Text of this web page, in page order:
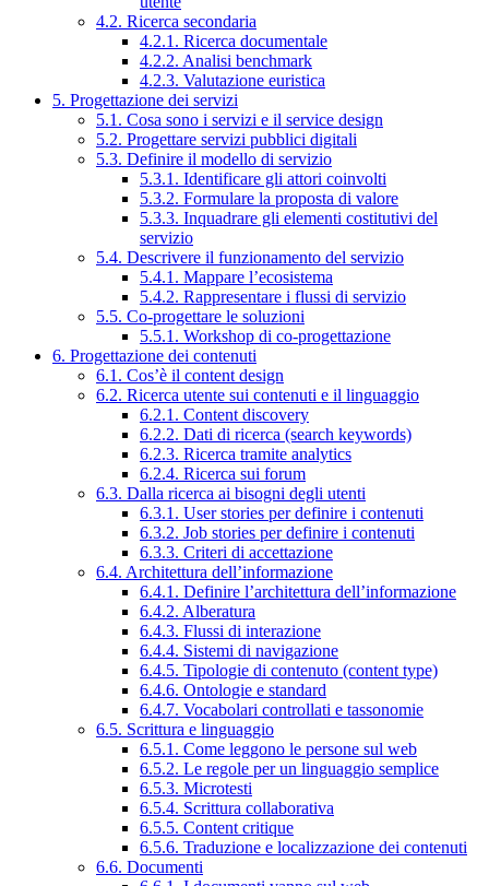
4.2. Ricerca secondaria
4.2.1. Ricerca documentale
4.2.2. Analisi benchmark
4.2.3. Valutazione euristica
5. Progettazione dei servizi
5.1. Cosa sono i servizi e il service design
5.2. Progettare servizi pubblici digitali
5.3. Definire il modello di servizio
5.3.1. Identificare gli attori coinvolti
5.3.2. Formulare la proposta di valore
5.3.3. Inquadrare gli elementi costitutivi del
servizio
5.4. Descrivere il funzionamento del servizio
5.4.1. Mappare l’ecosistema
5.4.2. Rappresentare i flussi di servizio
5.5. Co-progettare le soluzioni
5.5.1. Workshop di co-progettazione
6. Progettazione dei contenuti
6.1. Cos’è il content design
6.2. Ricerca utente sui contenuti e il linguaggio
6.2.1. Content discovery
6.2.2. Dati di ricerca (search keywords)
6.2.3. Ricerca tramite analytics
6.2.4. Ricerca sui forum
6.3. Dalla ricerca ai bisogni degli utenti
6.3.1. User stories per definire i contenuti
6.3.2. Job stories per definire i contenuti
6.3.3. Criteri di accettazione
6.4. Architettura dell’informazione
6.4.1. Definire l’architettura dell’informazione
6.4.2. Alberatura
6.4.3. Flussi di interazione
6.4.4. Sistemi di navigazione
6.4.5. Tipologie di contenuto (content type)
6.4.6. Ontologie e standard
6.4.7. Vocabolari controllati e tassonomie
6.5. Scrittura e linguaggio
6.5.1. Come leggono le persone sul web
6.5.2. Le regole per un linguaggio semplice
6.5.3. Microtesti
6.5.4. Scrittura collaborativa
6.5.5. Content critique
6.5.6. Traduzione e localizzazione dei contenuti
6.6. Documenti